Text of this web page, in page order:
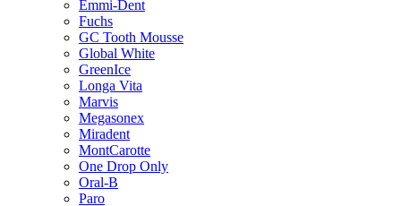
Emmi-Dent
Fuchs
GC Tooth Mousse
Global White
GreenIce
Longa Vita
Marvis
Megasonex
Miradent
MontCarotte
One Drop Only
Oral-B
Paro